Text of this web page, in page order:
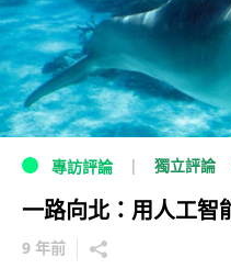
專訪評論 獨立評論
一路向北：用人工智
9 年前